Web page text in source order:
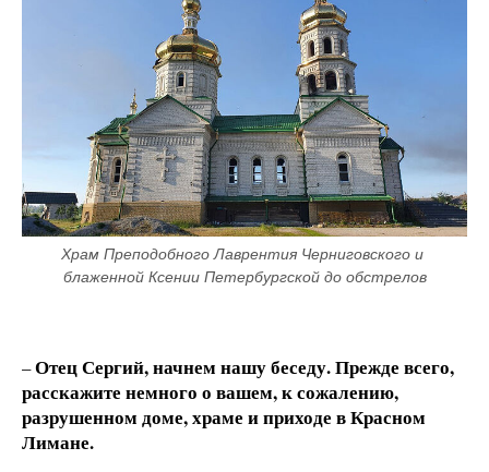
Храм Преподобного Лаврентия Черниговского и
блаженной Ксении Петербургской до обстрелов
–Отец Сергий, начнем нашу беседу. Прежде всего,
расскажите немного о вашем, к сожалению,
разрушенном доме, храме и приходе в Красном
Лимане.